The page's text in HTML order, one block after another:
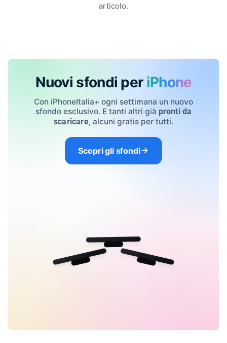
articolo.
Nuovi sfondi per iPhone
Con iPhoneItalia+ ogni settimana un nuovo
sfondo esclusivo. E tanti altri già pronti da
scaricare, alcuni gratis per tutti.
Scopri gli sfondi